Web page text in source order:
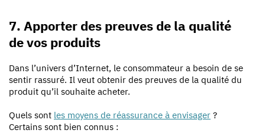
7. Apporter des preuves de la qualité
de vos produits
Dans l’univers d’Internet, le consommateur a besoin de se
sentir rassuré. Il veut obtenir des preuves de la qualité du
produit qu’il souhaite acheter.
Quels sont les moyens de réassurance à envisager ?
Certains sont bien connus :